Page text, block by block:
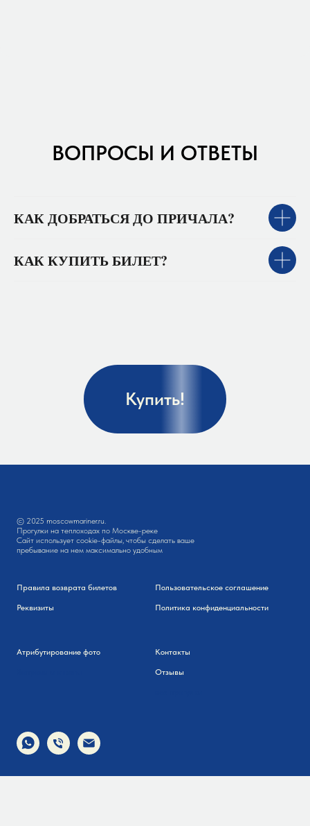
ВОПРОСЫ И ОТВЕТЫ
КАК ДОБРАТЬСЯ ДО ПРИЧАЛА?
КАК КУПИТЬ БИЛЕТ?
Купить!
© 2025 moscowmariner.ru.
Прогулки на теплоходах по Москве-реке
Сайт использует cookie-файлы, чтобы сделать ваше
пребывание на нем максимально удобным
Правила возврата билетов
Реквизиты
Пользовательское соглашение
Политика конфиденциальности
Атрибутирование фото Контакты
Отзывы